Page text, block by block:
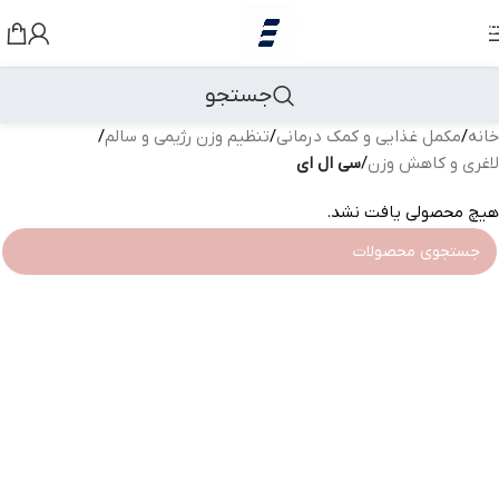
رد کردن به ناوبری
جستجو
خانه/مکمل غذایی و کمک درمانی/تنظیم وزن رژیمی و سالم/
لاغری و کاهش وزن/سی ال ای
هیچ محصولی یافت نشد.